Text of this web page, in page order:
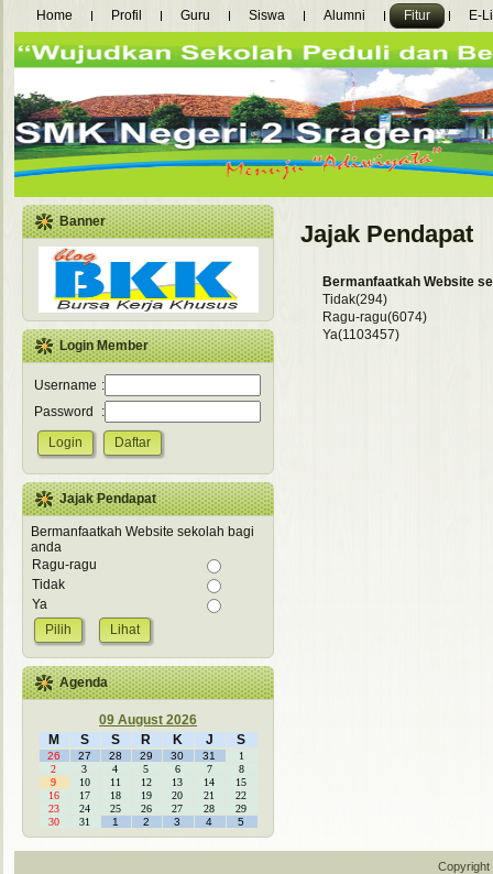
Home Profil Guru Siswa Alumni Fitur E-
Banner
Login Member
Username :
Password
:
Jajak Pendapat
Bermanfaatkah Website sekolah bagi
anda
Ragu-ragu
Tidak
Ya
Lihat
Agenda
09 August 2026
M
S S R K J S
26 27 28 29 30 31
1
2
3 4 5 6 7
8
9
10 11 12 13 14
15
16
17 18 19 20 21
22
23
24 25 26 27 28
29
30
31 1 2 3 4 5
Jajak Pendapat
Bermanfaatkah Website
Tidak(294)
Ragu-ragu(6074)
Ya(1103457)